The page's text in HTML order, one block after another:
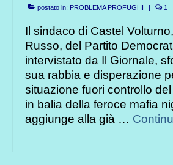
postato in: PROBLEMA PROFUGHI | 1
Il sindaco di Castel
Russo, del Partito
intervistato da Il Giornale,
sua rabbia e disperazione
situazione fuori controllo
in balia della feroce mafia
aggiunge alla già …